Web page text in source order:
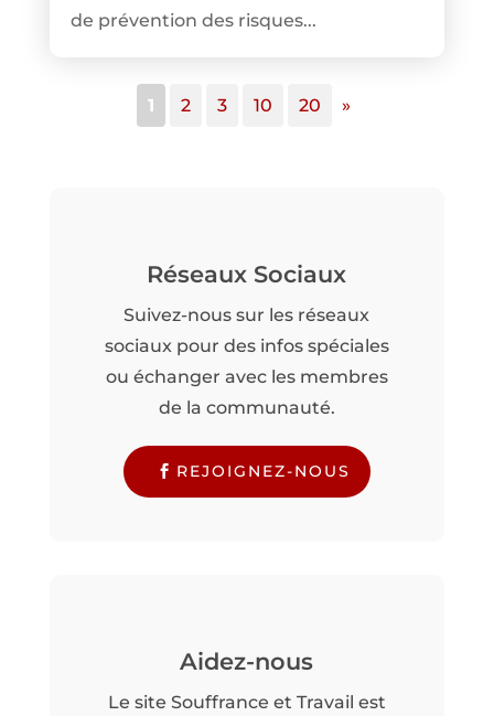
de prévention des risques...
1 2 3 10 20 »
Réseaux Sociaux
Suivez-nous sur les réseaux
sociaux pour des infos spéciales
ou échanger avec les membres
de la communauté.
REJOIGNEZ-NOUS
Aidez-nous
Le site Souffrance et Travail est